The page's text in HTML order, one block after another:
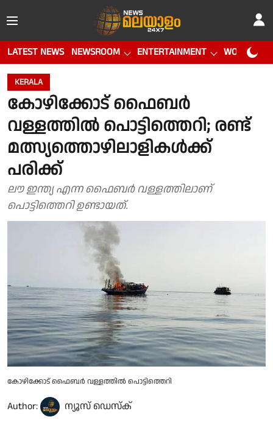
LATEST NEWS NEWSROOM ENTERTAINMENT WORLD CUP
KERALA
കോഴിക്കോട് ഫൈബർ
വള്ളത്തിൽ പൊട്ടിത്തെറി; രണ്ട്
മത്സ്യത്തൊഴിലാളികൾക്ക്
പരിക്ക്
ലൗ ഇന്ത്യ എന്ന ഫൈബർ വള്ളത്തിലാണ്
പൊട്ടിത്തെറി ഉണ്ടായത്.
കോഴിക്കോട് ഫൈബർ വള്ളത്തിൽ പൊട്ടിത്തെറി
Author: ന്യൂസ് ഡെസ്ക്